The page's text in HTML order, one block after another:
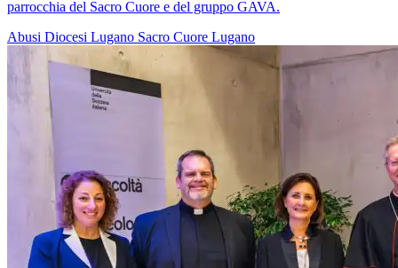
parrocchia del Sacro Cuore e del gruppo GAVA.
Abusi Diocesi Lugano Sacro Cuore Lugano